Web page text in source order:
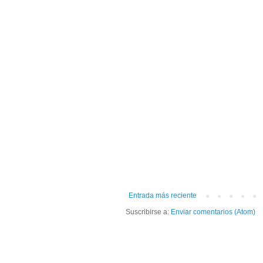
Entrada más reciente
Suscribirse a: Enviar comentarios (Atom)